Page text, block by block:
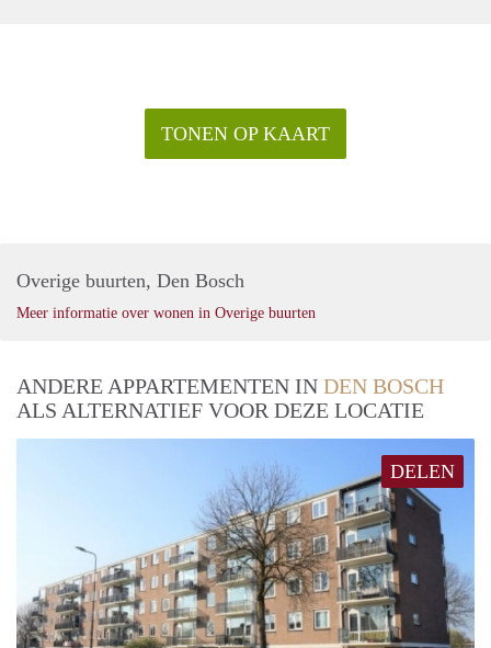
TONEN OP KAART
Overige buurten, Den Bosch
Meer informatie over wonen in Overige buurten
ANDERE APPARTEMENTEN IN DEN BOSCH
ALS ALTERNATIEF VOOR DEZE LOCATIE
DELEN